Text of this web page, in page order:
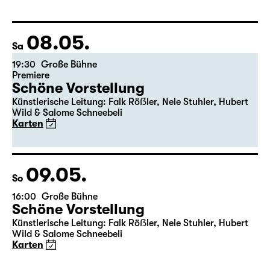
17:15 + 17:30 Einführung im Rangfoyer
Karten
Sa 08.05.
19:30
Große Bühne
Premiere
Schöne Vorstellung
Künstlerische Leitung: Falk Röẞler, Nele Stuhler, Hubert
Wild & Salome Schneebeli
Karten
So 09.05.
16:00 Große Bühne
Schöne Vorstellung